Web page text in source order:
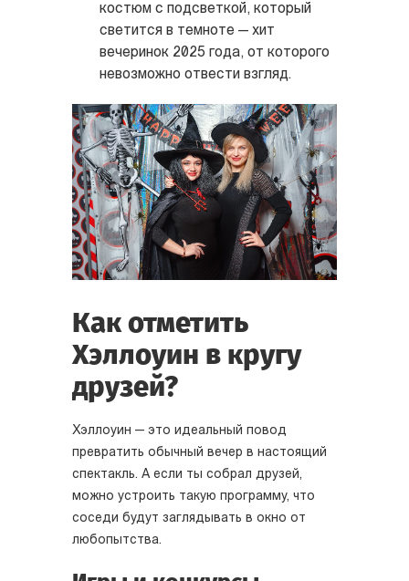
костюм с подсветкой, который
светится в темноте — хит
вечеринок 2025 года, от которого
невозможно отвести взгляд.
Как отметить
Хэллоуин в кругу
друзей?
Хэллоуин — это идеальный повод
превратить обычный вечер в настоящий
спектакль. А если ты собрал друзей,
можно устроить такую программу, что
соседи будут заглядывать в окно от
любопытства.